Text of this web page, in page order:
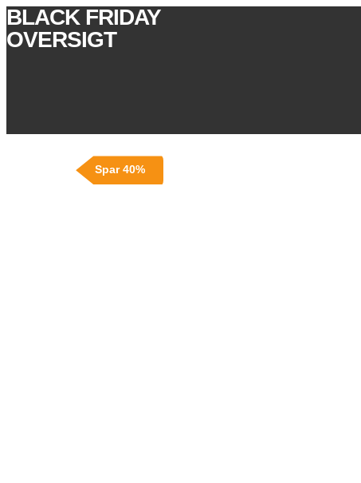
BLACK FRIDAY
OVERSIGT
Spar 40%